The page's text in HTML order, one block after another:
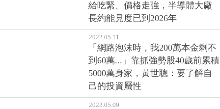
給吃緊、價格走強，半導體大廠
長約能見度已到2026年
2022.05.11
「網路泡沫時，我200萬本金剩不
到60萬...」靠抓強勢股40歲前累積
5000萬身家，黃世聰：要了解自
己的投資屬性
2022.05.09